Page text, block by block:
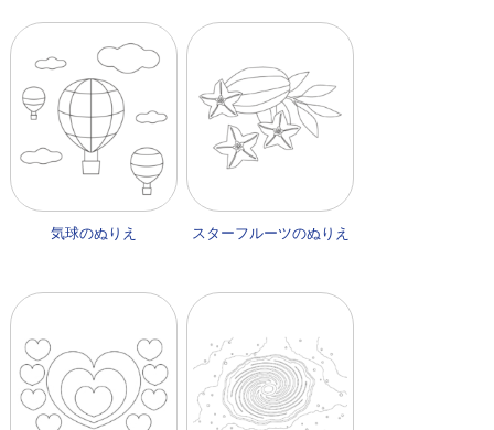
気球のぬりえ スターフルーツのぬりえ